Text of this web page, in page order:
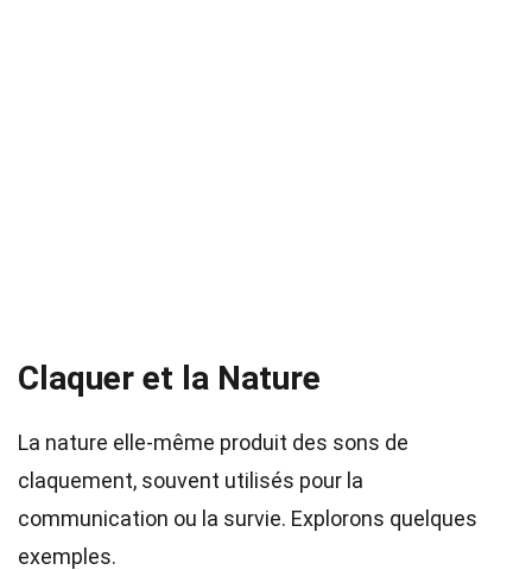
Claquer et la Nature
La nature elle-même produit des sons de
claquement, souvent utilisés pour la
communication ou la survie. Explorons quelques
exemples.